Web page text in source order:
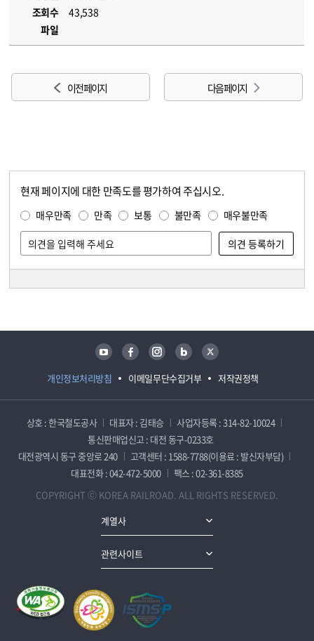
조회수
43,538
파일
이전 페이지 다음 페이지
현재 페이지에 대한 만족도를 평가하여 주십시오.
매우만족 만족 보통 불만족 매우불만족
개인정보처리방침 이메일무단수집거부 저작권정책
유튜브 페이스북 인스타그램 블로그 트위터
상호 : 한국철도공사 대표자 : 김태승
사업자등록 : 314-82-10024
통신판매업신고 : 대전 동구-0233호
대전광역시 동구 중앙로 240
고객센터 : 1588-7788(이용료 : 발신자부담)
대표전화 : 042-472-5000
팩스 : 02-361-8385
COPYRIGHT ⓒ KOREA RAILROAD. ALL RIGHTS RESERVED.
계열사
관련사이트